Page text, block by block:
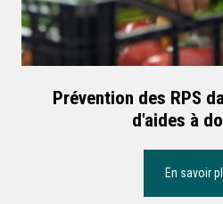
Prévention des RPS
d'aides à
En savoir